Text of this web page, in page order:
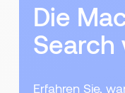
Die
Search
Erfahren Sie,